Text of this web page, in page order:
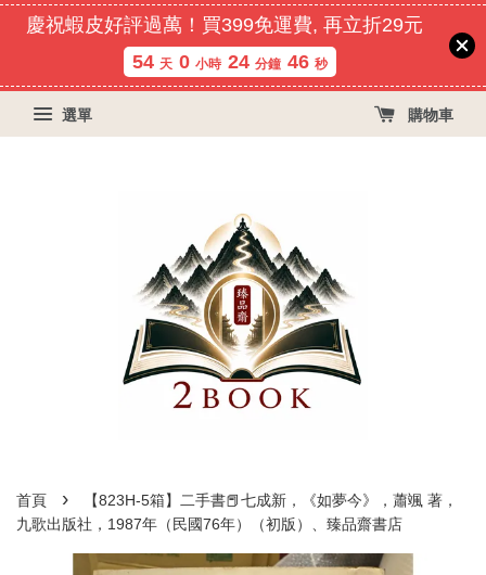
慶祝蝦皮好評過萬！買399免運費, 再立折29元
54 天 0 小時 24 分鐘 45 秒
選單 購物車
首頁 ›
【823H-5箱】二手書📕七成新，《如夢今》，蕭颯 著，
九歌出版社，1987年（民國76年）（初版）、臻品齋書店